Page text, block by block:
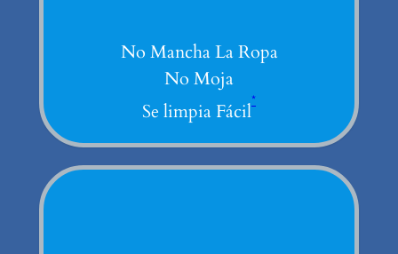
No Mancha La Ropa
No Moja
Se limpia Fácil*